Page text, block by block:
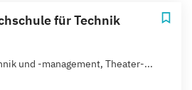
für Technik
und -management, Theater-...